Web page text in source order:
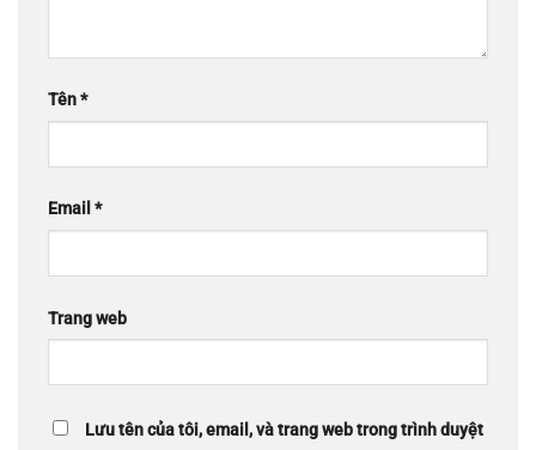
Tên*
Email *
Trang web
Lưu tên của tôi, email, và trang web trong trình duyệt